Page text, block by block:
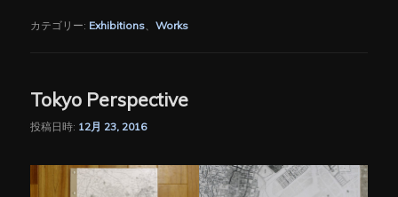
カテゴリー: Exhibitions、Works
Tokyo Perspective
投稿日時: 12月 23, 2016